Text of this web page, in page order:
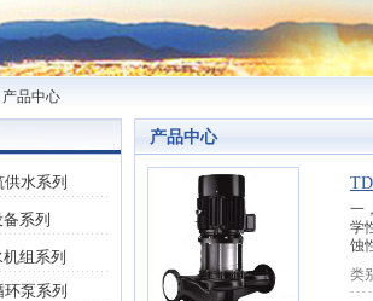
产品中心
水系列
系列
组系列
泵系列
产品中心
一
学
蚀
类